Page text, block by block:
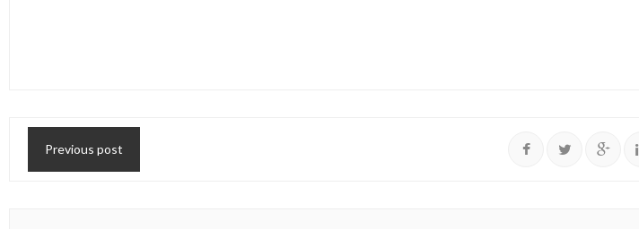
Previous post